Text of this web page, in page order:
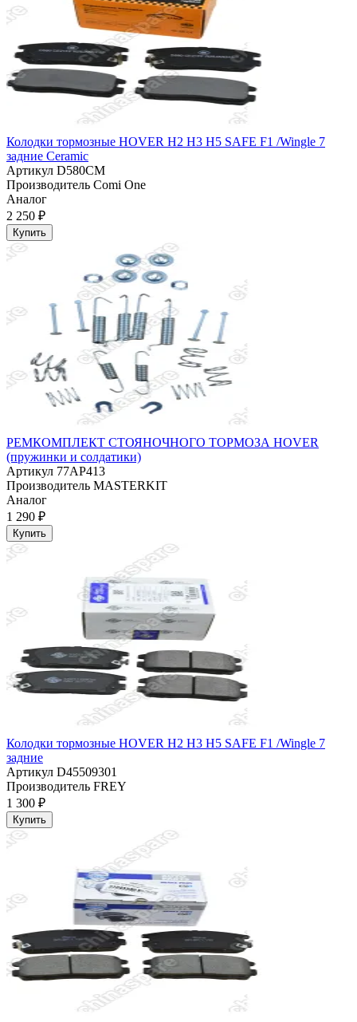
Колодки тормозные HOVER H2 H3 H5 SAFE F1 /Wingle 7
задние Ceramic
Артикул D580CM
Производитель Comi One
Аналог
2 250 ₽
Купить
РЕМКОМПЛЕКТ СТОЯНОЧНОГО ТОРМОЗА HOVER
(пружинки и солдатики)
Артикул 77AP413
Производитель MASTERKIT
Аналог
1 290 ₽
Купить
Колодки тормозные HOVER H2 H3 H5 SAFE F1 /Wingle 7
задние
Артикул D45509301
Производитель FREY
1 300 ₽
Купить